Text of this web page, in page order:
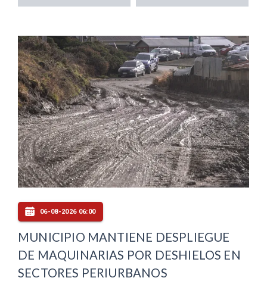
06-08-2026 06:00
MUNICIPIO MANTIENE DESPLIEGUE
DE MAQUINARIAS POR DESHIELOS EN
SECTORES PERIURBANOS